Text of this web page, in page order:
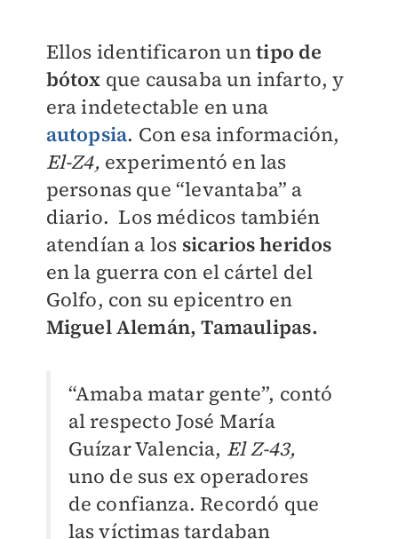
Ellos identificaron untipo de
bótox que causaba un infarto, y
era indetectable en una
autopsia. Con esa información,
El-Z4, experimentó en las
personas que “levantaba” a
diario.Los médicos también
atendían a los sicarios heridos
en la guerra con el cártel del
Golfo, con su epicentro en
Miguel Alemán, Tamaulipas.
“Amaba matar gente”, contó
al respecto José María
Guízar Valencia, El Z-43,
uno de sus ex operadores
de confianza. Recordó que
las víctimas tardaban